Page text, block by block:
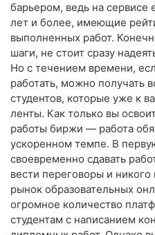
барьером, ведь на
лет и более, имеющие
выполненных работ.
шаги, не стоит сразу
Но с течением времени,
работать, можно получать
студентов, которые уже к
ленты. Как только вы
работы биржи — работа
ускоренном темпе. В
своевременно сдавать
вести переговоры и
рынок образовательных
огромное количество
студентам с написанием